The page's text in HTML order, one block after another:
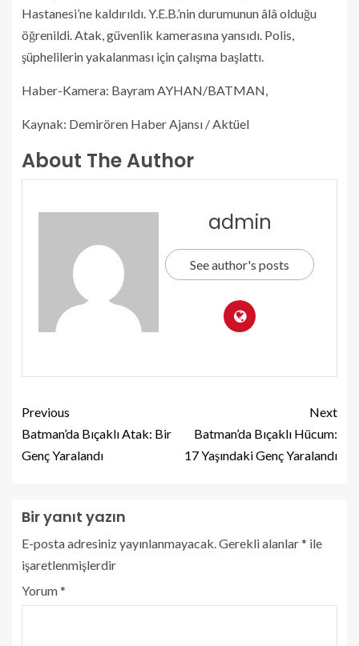
Hastanesi’ne kaldırıldı. Y.E.B.’nin durumunun âlâ olduğu
öğrenildi. Atak, güvenlik kamerasına yansıdı. Polis,
şüphelilerin yakalanması için çalışma başlattı.
Haber-Kamera: Bayram AYHAN/BATMAN,
Kaynak: Demirören Haber Ajansı / Aktüel
About The Author
admin
See author's posts
Previous
Batman’da Bıçaklı Atak: Bir
Genç Yaralandı
Next
Batman’da Bıçaklı Hücum:
17 Yaşındaki Genç Yaralandı
Bir yanıt yazın
E-posta adresiniz yayınlanmayacak.Gerekli alanlar* ile
işaretlenmişlerdir
Yorum*